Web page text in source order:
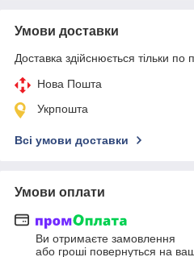
Умови доставки
Доставка здійснюється тільки по
Нова Пошта
Укрпошта
Всі умови доставки
Умови оплати
Ви отримаєте замовлення
або гроші повернуться на